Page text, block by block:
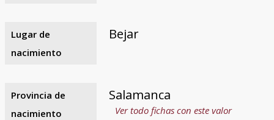
Lugar de
nacimiento
Bejar
Provincia de
nacimiento
Salamanca
Ver todo fichas con este valor